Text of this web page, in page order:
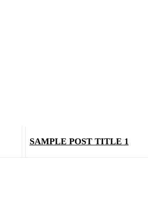
SAMPLE POST TITLE 1